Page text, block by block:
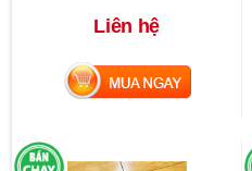
Liên hệ
MUA NGAY